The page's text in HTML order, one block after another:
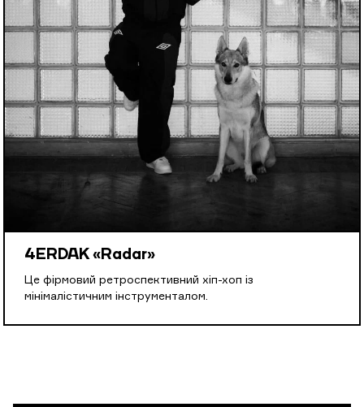
4ERDAK «Radar»
Це фірмовий ретроспективний хіп-хоп із
мінімалістичним інструменталом.